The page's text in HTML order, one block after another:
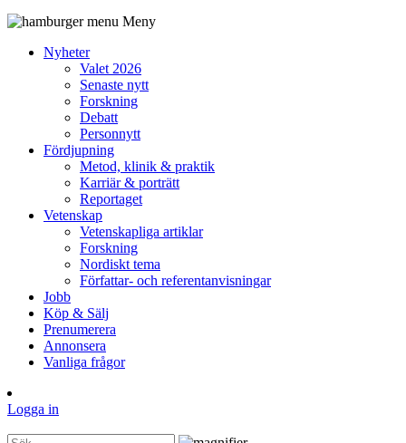
Meny
Nyheter
Valet 2026
Senaste nytt
Forskning
Debatt
Personnytt
Fördjupning
Metod, klinik & praktik
Karriär & porträtt
Reportaget
Vetenskap
Vetenskapliga artiklar
Forskning
Nordiskt tema
Författar- och referentanvisningar
Jobb
Köp & Sälj
Prenumerera
Annonsera
Vanliga frågor
Logga in